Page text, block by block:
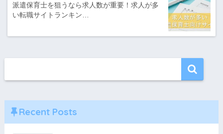
派遣保育士を狙うなら求人数が重要！求人が多
い転職サイトランキン…
Recent Posts